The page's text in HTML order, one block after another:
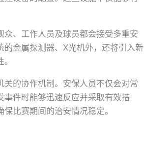
、工作人员及球员都会接受多重安
金属探测器、X光机外，还将引入新
的协作机制。安保人员不仅会对常
件时能够迅速反应并采取有效措
比赛期间的治安情况稳定。